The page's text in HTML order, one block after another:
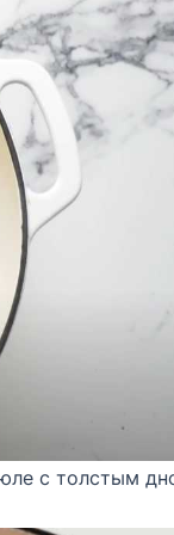
с толстым